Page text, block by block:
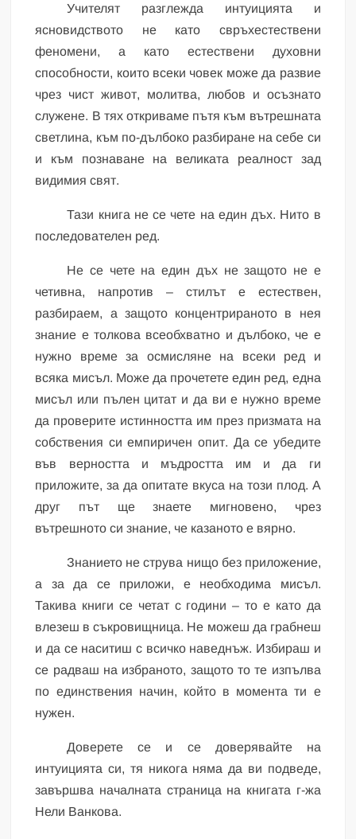
Учителят разглежда интуицията и
ясновидството не като свръхестествени
феномени, а като естествени духовни
способности, които всеки човек може да развие
чрез чист живот, молитва, любов и осъзнато
служене. В тях откриваме пътя към вътрешната
светлина, към по-дълбоко разбиране на себе си
и към познаване на великата реалност зад
видимия свят.
Тази книга не се чете на един дъх. Нито в
последователен ред.
Не се чете на един дъх не защото не е
четивна, напротив – стилът е естествен,
разбираем, а защото концентрираното в нея
знание е толкова всеобхватно и дълбоко, че е
нужно време за осмисляне на всеки ред и
всяка мисъл. Може да прочетете един ред, една
мисъл или пълен цитат и да ви е нужно време
да проверите истинността им през призмата на
собствения си емпиричен опит. Да се убедите
във верността и мъдростта им и да ги
приложите, за да опитате вкуса на този плод. А
друг път ще знаете мигновено, чрез
вътрешното си знание, че казаното е вярно.
Знанието не струва нищо без приложение,
а за да се приложи, е необходима мисъл.
Такива книги се четат с години – то е като да
влезеш в съкровищница. Не можеш да грабнеш
и да се наситиш с всичко наведнъж. Избираш и
се радваш на избраното, защото то те изпълва
по единствения начин, който в момента ти е
нужен.
Доверете се и се доверявайте на
интуицията си, тя никога няма да ви подведе,
завършва началната страница на книгата г-жа
Нели Ванкова.